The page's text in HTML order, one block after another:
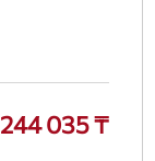
244 035 ₸